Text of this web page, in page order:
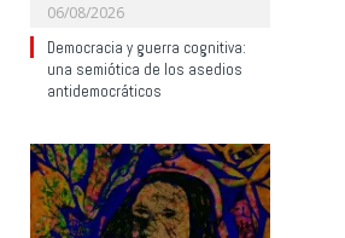
06/08/2026
Democracia y guerra cognitiva:
una semiótica de los asedios
antidemocráticos